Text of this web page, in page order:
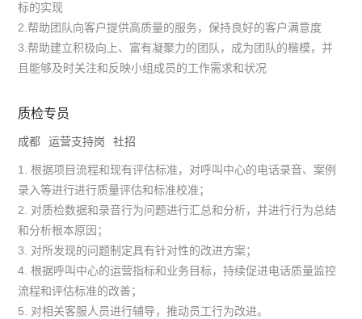
标的实现
2.帮助团队向客户提供高质量的服务，保持良好的客户满意度
3.帮助建立积极向上、富有凝聚力的团队，成为团队的楷模，并
且能够及时关注和反映小组成员的工作需求和状况
质检专员
成都 运营支持岗 社招
1. 根据项目流程和现有评估标准，对呼叫中心的电话录音、案例
录入等进行进行质量评估和标准校准；
2. 对质检数据和录音行为问题进行汇总和分析，并进行行为总结
和分析根本原因；
3. 对所发现的问题制定具有针对性的改进方案；
4. 根据呼叫中心的运营指标和业务目标，持续促进电话质量监控
流程和评估标准的改善；
5. 对相关客服人员进行辅导，推动员工行为改进。